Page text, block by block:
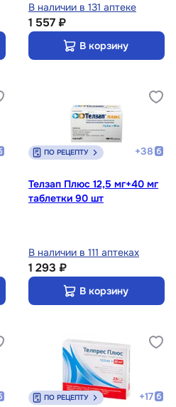
В наличии в 131 аптеке
1 557 ₽
В корзину
ПО РЕЦЕПТУ +38
Телзап Плюс 12,5 мг+40 мг
таблетки 90 шт
В наличии в 111 аптеках
1 293 ₽
В корзину
ПО РЕЦЕПТУ +17